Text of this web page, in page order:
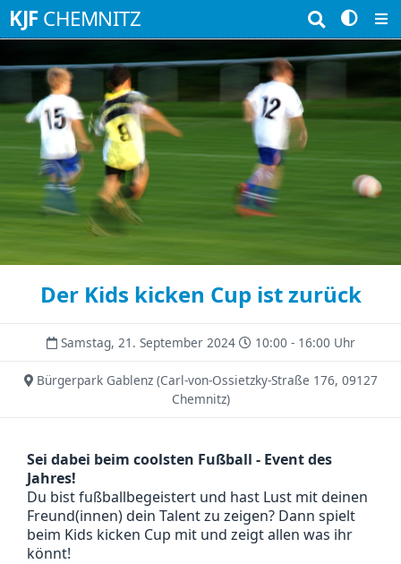
KJF CHEMNITZ Suchbegriffe
Der Kids kicken Cup ist zurück
Samstag, 21. September 2024 10:00 - 16:00 Uhr
Bürgerpark Gablenz(Carl-von-Ossietzky-Straße 176, 09127
Chemnitz)
Sei dabei beim coolsten Fußball - Event des
Jahres!
Du bist fußballbegeistert und hast Lust mit deinen
Freund(innen) dein Talent zu zeigen? Dann spielt
beim Kids kicken Cup mit und zeigt allen was ihr
könnt!